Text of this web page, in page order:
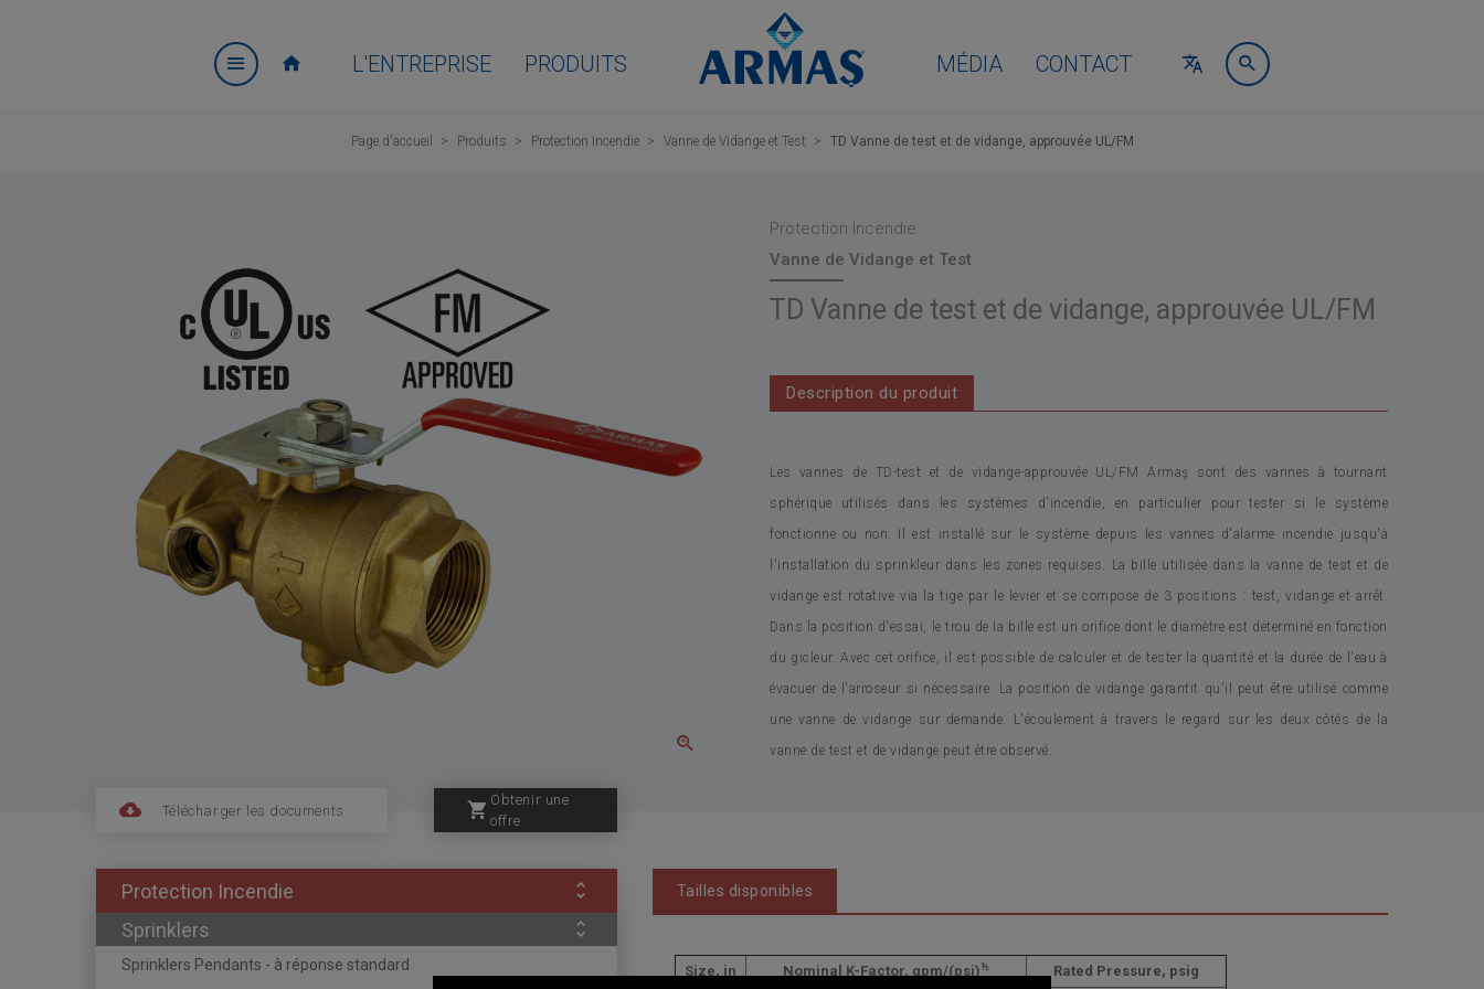
L'ENTREPRISE PRODUITS MÉDIA CONTACT
Page d'accueil Produits Protection Incendie Vanne de Vidange et Test TD Vanne de test et de vidange, approuvée UL/FM
Protection Incendie
Vanne de Vidange et Test
TD Vanne de test et de vidange, approuvée UL/FM
Description du produit
Les vannes de TD-test et de vidange-approuvée UL/FM Armaş sont des vannes à tournant
sphérique utilisés dans les systèmes d'incendie, en particulier pour tester si le système
fonctionne ou non. Il est installé sur le système depuis les vannes d'alarme incendie jusqu'à
l'installation du sprinkleur dans les zones requises. La bille utilisée dans la vanne de test et de
vidange est rotative via la tige par le levier et se compose de 3 positions : test, vidange et arrêt.
Dans la position d'essai, le trou de la bille est un orifice dont le diamètre est déterminé en fonction
du gicleur. Avec cet orifice, il est possible de calculer et de tester la quantité et la durée de l'eau à
évacuer de l'arroseur si nécessaire. La position de vidange garantit qu'il peut être utilisé comme
une vanne de vidange sur demande. L'écoulement à travers le regard sur les deux côtés de la
vanne de test et de vidange peut être observé.
Télécharger les documents
Obtenir une
offre
Protection Incendie
Sprinklers
Sprinklers Pendants - à réponse standard
Tailles disponibles
Size, in Nominal K-Factor, gpm/(psi)½
Rated Pressure, psig